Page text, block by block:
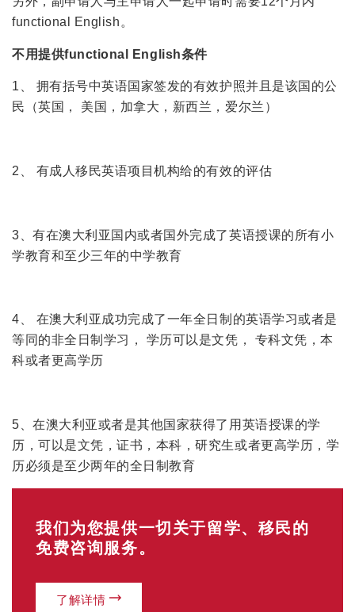
functional English。
不用提供functional English条件
1、 拥有括号中英语国家签发的有效护照并且是该国的公
民（英国， 美国，加拿大，新西兰，爱尔兰）
2、 有成人移民英语项目机构给的有效的评估
3、有在澳大利亚国内或者国外完成了英语授课的所有小
学教育和至少三年的中学教育
4、 在澳大利亚成功完成了一年全日制的英语学习或者是
等同的非全日制学习， 学历可以是文凭， 专科文凭，本
科或者更高学历
5、在澳大利亚或者是其他国家获得了用英语授课的学
历，可以是文凭，证书，本科，研究生或者更高学历，学
历必须是至少两年的全日制教育
我们为您提供一切关于留学、移民的
免费咨询服务。
了解详情